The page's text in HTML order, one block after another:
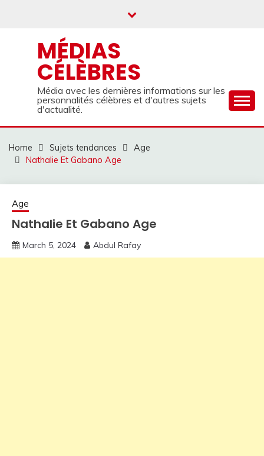
MÉDIAS
CÉLÈBRES
Média avec les dernières informations sur les
personnalités célèbres et d'autres sujets
d'actualité.
Home Sujets tendances
Age
Nathalie Et Gabano Age
Age
Nathalie Et Gabano Age
March 5, 2024 Abdul Rafay